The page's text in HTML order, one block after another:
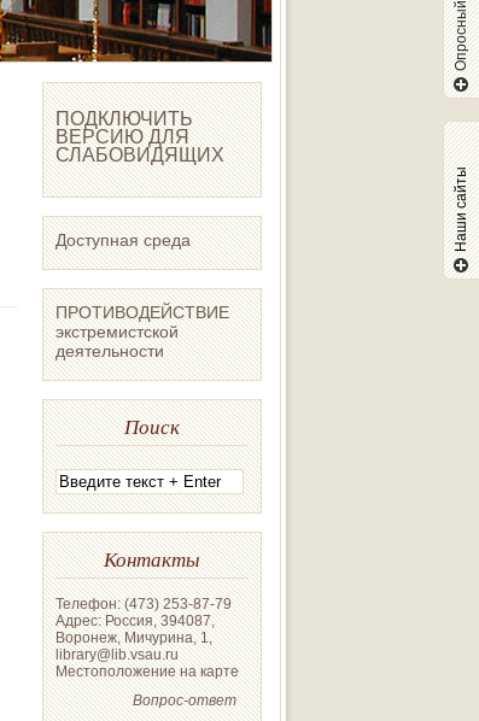
ПОДКЛЮЧИТЬ
ВЕРСИЮ ДЛЯ
СЛАБОВИДЯЩИХ
Доступная среда
ПРОТИВОДЕЙСТВИЕ
экстремистской
деятельности
Поиск
Контакты
Телефон: (473) 253-87-79
Адрес: Россия, 394087,
Воронеж, Мичурина, 1,
library@lib.vsau.ru
Местоположение на карте
Вопрос-ответ
Наши сайты